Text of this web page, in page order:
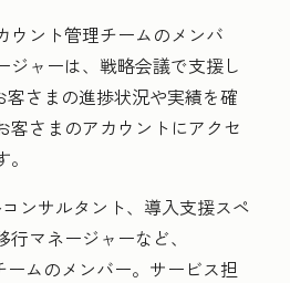
ウント管理チームのメンバ
ジャーは、戦略会議で支援し
客さまの進捗状況や実績を確
客さまのアカウントにアクセ
ンサルタント、導入支援スペ
マネージャーなど、
ムのメンバー。サービス担